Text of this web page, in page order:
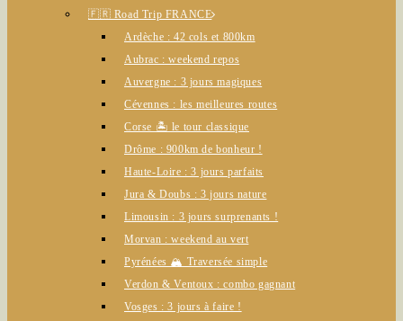
🇫🇷 Road Trip FRANCE
Ardèche : 42 cols et 800km
Aubrac : weekend repos
Auvergne : 3 jours magiques
Cévennes : les meilleures routes
Corse 🏝️ le tour classique
Drôme : 900km de bonheur !
Haute-Loire : 3 jours parfaits
Jura & Doubs : 3 jours nature
Limousin : 3 jours surprenants !
Morvan : weekend au vert
Pyrénées 🏔️ Traversée simple
Verdon & Ventoux : combo gagnant
Vosges : 3 jours à faire !